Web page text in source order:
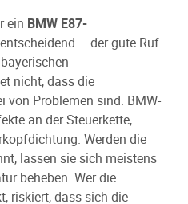
ein BMW E87-
– der gute Ruf
nicht, dass die
von Problemen sind. BMW-
an der Steuerkette,
Werden die
lassen sie sich meistens
beheben. Wer die
riskiert, dass sich die